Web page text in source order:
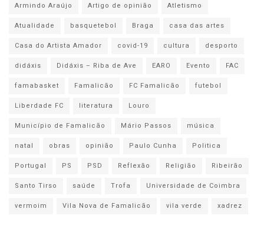
Armindo Araújo Artigo de opinião
Atletismo
Atualidade
basquetebol Braga
casa das artes
Casa do Artista Amador
covid-19 cultura
desporto
didáxis
Didáxis – Riba de Ave EARO Evento
FAC
famabasket
Famalicão FC Famalicão
futebol
Liberdade FC
literatura
Louro
Município de Famalicão
Mário Passos
música
natal
obras opinião Paulo Cunha
Politica
Portugal
PS PSD Reflexão Religião
Ribeirão
Santo Tirso
saúde Trofa
Universidade de Coimbra
vermoim
Vila Nova de Famalicão vila verde xadrez